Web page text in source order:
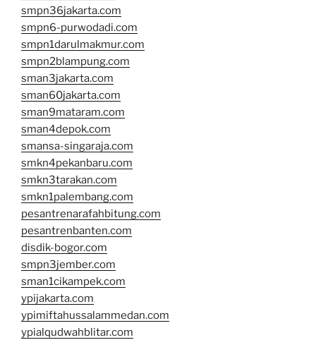
smpn36jakarta.com
smpn6-purwodadi.com
smpn1darulmakmur.com
smpn2blampung.com
sman3jakarta.com
sman60jakarta.com
sman9mataram.com
sman4depok.com
smansa-singaraja.com
smkn4pekanbaru.com
smkn3tarakan.com
smkn1palembang.com
pesantrenarafahbitung.com
pesantrenbanten.com
disdik-bogor.com
smpn3jember.com
sman1cikampek.com
ypijakarta.com
ypimiftahussalammedan.com
ypialqudwahblitar.com